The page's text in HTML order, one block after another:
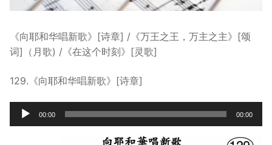
音乐事工
宣教事工
神学研究
关于我们
《向耶和华唱新歌》[诗章] /《万王之王，万主之主》[颂
词]（月歌) /《在这个时刻》[灵歌]
129.《向耶和华唱新歌》[诗章]
Audio
Player
00:00 00:00